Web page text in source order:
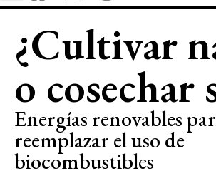
¿Cultivar
o cosechar
Energías renovables
reemplazar el uso de
biocombustibles